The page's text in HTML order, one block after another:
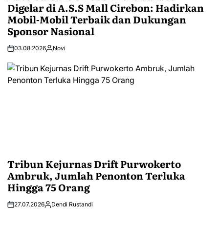
Digelar di A.S.S Mall Cirebon: Hadirkan
Mobil-Mobil Terbaik dan Dukungan
Sponsor Nasional
03.08.2026 Novi
Tribun Kejurnas Drift Purwokerto
Ambruk, Jumlah Penonton Terluka
Hingga 75 Orang
27.07.2026 Dendi Rustandi